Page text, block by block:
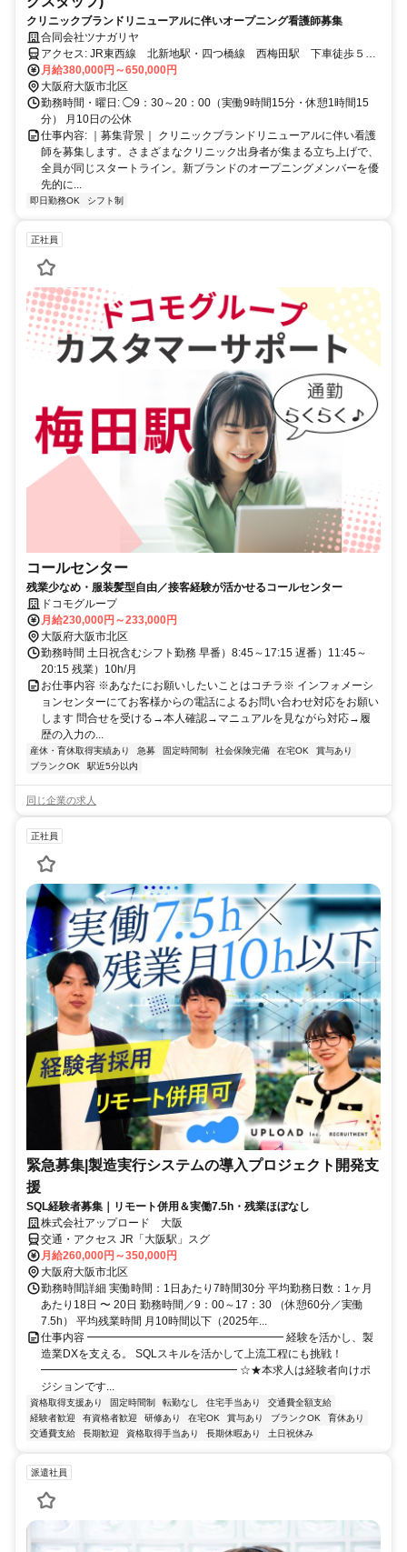
クリニックブランドリニューアルに伴いオープニング看護師募集
合同会社ツナガリヤ
アクセス: JR東西線 北新地駅・四つ橋線 西梅田駅 下車徒歩５
分 堂島地下センターC93出口を上がる 堂島アバンザ向かい
月給380,000円～650,000円
大阪府大阪市北区
勤務時間・曜日: ◯9：30～20：00（実働9時間15分・休憩1時間15
分） 月10日の公休
仕事内容: ｜募集背景｜ クリニックブランドリニューアルに伴い看護
師を募集します。さまざまなクリニック出身者が集まる立ち上げで、
全員が同じスタートライン。新ブランドのオープニングメンバーを優
先的に...
即日勤務OK シフト制
正社員
コールセンター
残業少なめ・服装髪型自由／接客経験が活かせるコールセンター
ドコモグループ
月給230,000円～233,000円
大阪府大阪市北区
勤務時間 土日祝含むシフト勤務 早番）8:45～17:15 遅番）11:45～
20:15 残業）10h/月
お仕事内容 ※あなたにお願いしたいことはコチラ※ インフォメーシ
ョンセンターにてお客様からの電話によるお問い合わせ対応をお願い
します 問合せを受ける→本人確認→マニュアルを見ながら対応→履
歴の入力の...
産休・育休取得実績あり 急募 固定時間制 社会保険完備 在宅OK
賞与あり
ブランクOK
駅近5分以内
同じ企業の求人
正社員
緊急募集|製造実行システムの導入プロジェクト開発支
援
SQL経験者募集｜リモート併用＆実働7.5h・残業ほぼなし
株式会社アップロード 大阪
交通・アクセス JR「大阪駅」スグ
月給260,000円～350,000円
大阪府大阪市北区
勤務時間詳細 実働時間：1日あたり7時間30分 平均勤務日数：1ヶ月
あたり18日 〜 20日 勤務時間／9：00～17：30 （休憩60分／実働
7.5h） 平均残業時間 月10時間以下（2025年...
仕事内容 ━━━━━━━━━━━━━━━━━━ 経験を活かし、製
造業DXを支える。 SQLスキルを活かして上流工程にも挑戦！
━━━━━━━━━━━━━━━━━━ ☆★本求人は経験者向けポ
ジションです...
資格取得支援あり 固定時間制 転勤なし 住宅手当あり
交通費全額支給
経験者歓迎
有資格者歓迎 研修あり 在宅OK 賞与あり ブランクOK
育休あり
交通費支給
長期歓迎 資格取得手当あり 長期休暇あり 土日祝休み
派遣社員